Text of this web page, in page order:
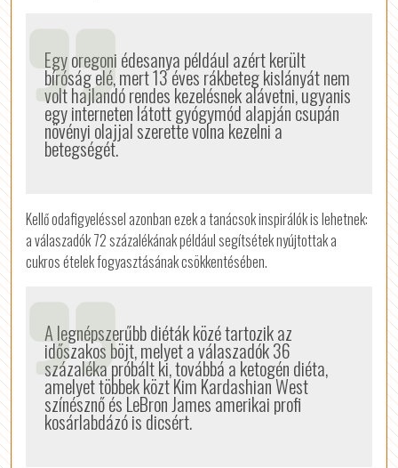
Egy oregoni édesanya például azért került
bíróság elé, mert 13 éves rákbeteg kislányát nem
volt hajlandó rendes kezelésnek alávetni, ugyanis
egy interneten látott gyógymód alapján csupán
növényi olajjal szerette volna kezelni a
betegségét.
Kellő odafigyeléssel azonban ezek a tanácsok inspirálók is lehetnek:
a válaszadók 72 százalékának például segítsétek nyújtottak a
cukros ételek fogyasztásának csökkentésében.
A legnépszerűbb diéták közé tartozik az
időszakos böjt, melyet a válaszadók 36
százaléka próbált ki, továbbá a ketogén diéta,
amelyet többek közt Kim Kardashian West
színésznő és LeBron James amerikai profi
kosárlabdázó is dicsért.